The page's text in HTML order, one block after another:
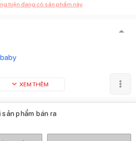
hiện đang có sản phẩm này
XEM THÊM
sản phẩm bán ra